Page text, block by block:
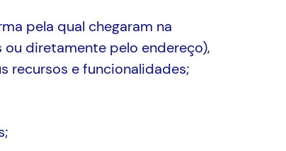
pela qual chegaram na
diretamente pelo endereço),
recursos e funcionalidades;